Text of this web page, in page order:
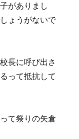
がありまし
ょうがないで
長に呼び出さ
って抵抗して
て祭りの矢倉